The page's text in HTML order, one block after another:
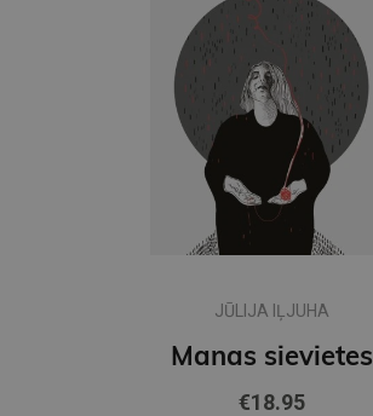
JŪLIJA IĻJUHA
Manas sievietes
€18.95